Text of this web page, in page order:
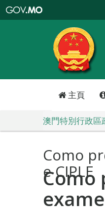
特
政
區
政
口
主頁
澳門特別行政區
Como
e CIPLE
Como